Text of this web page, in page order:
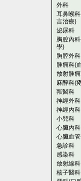
外科
耳鼻喉
言治療)
泌尿科
胸腔內
學)
胸腔外科
腫瘤科(
放射腫
麻醉科(
獸醫科
神經外科
神經內科
小兒科
心臟內科
心臟血
急診科
感染科
放射線科
核子醫科